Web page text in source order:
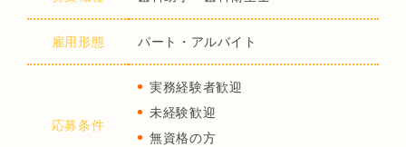
雇用形態 パート・アルバイト
応募条件
実務経験者歓迎
未経験歓迎
無資格の方